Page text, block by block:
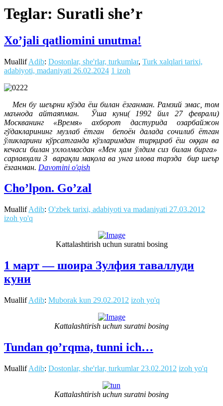
Teglar: Suratli she’r
Xo’jali qatliomini unutma!
MuallifAdib: Dostonlar, she'rlar, turkumlar, Turk xalqlari tarixi,
adabiyoti, madaniyati 26.02.2024 1 izoh
Мен бу шеърни кўзда ёш билан ёзганман. Рамзий эмас, том
маънода айтаяпман. Ўша куни( 1992 йил 27 феврали)
Москванинг «Время» ахборот дастурида озарбайжон
гўдакларининг музлаб ётган бепоён далада сочилиб ётган
ўликларини кўрсатганда кўзларимдан тирқираб ёш оққан ва
кечаси билан ухлолмасдан «Мен ҳам ўлдим сиз билан бирга»
сарлавҳали 3 варақли мақола ва унга илова тарзда бир шеър
ёзганман. Davomini o'qish
Cho’lpon. Go’zal
MuallifAdib: O'zbek tarixi, adabiyoti va madaniyati 27.03.2012
izoh yo'q
Kattalashtirish uchun suratni bosing
1 март — шоира Зулфия таваллуди
куни
MuallifAdib: Muborak kun 29.02.2012 izoh yo'q
Kattalashtirish uchun suratni bosing
Tundan qo’rqma, tunni ich…
MuallifAdib: Dostonlar, she'rlar, turkumlar 23.02.2012 izoh yo'q
Kattalashtirish uchun suratni bosing